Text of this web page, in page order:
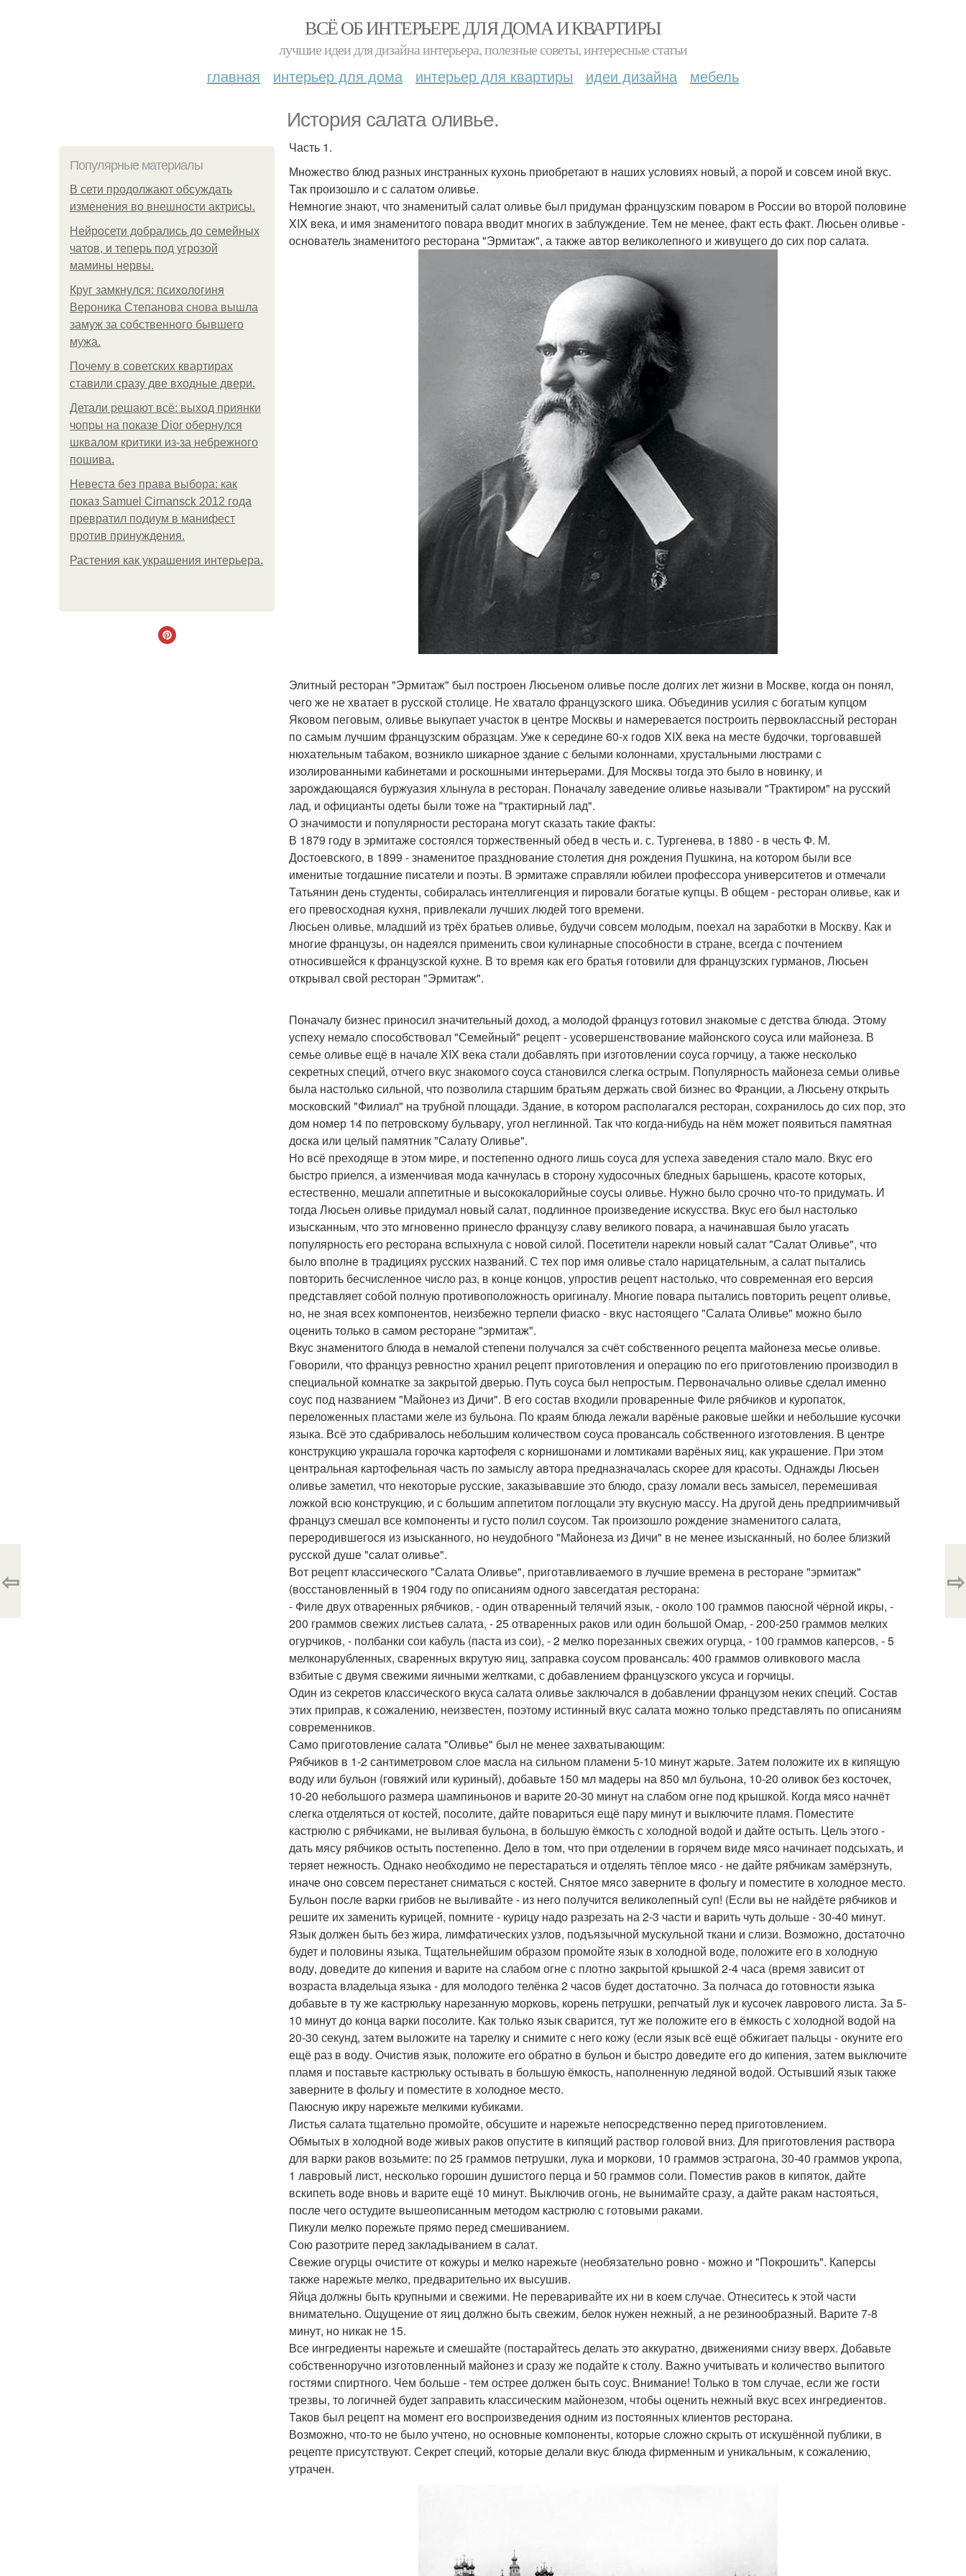
ВСЁ ОБ ИНТЕРЬЕРЕ ДЛЯ ДОМА И КВАРТИРЫ
лучшие идеи для дизайна интерьера, полезные советы, интересные статьи
главная интерьер для дома интерьер для квартиры идеи дизайна мебель
История салата оливье.
Популярные материалы
В сети продолжают обсуждать
изменения во внешности актрисы.
Нейросети добрались до семейных
чатов, и теперь под угрозой
мамины нервы.
Круг замкнулся: психологиня
Вероника Степанова снова вышла
замуж за собственного бывшего
мужа.
Почему в советских квартирах
ставили сразу две входные двери.
Детали решают всё: выход приянки
чопры на показе Dior обернулся
шквалом критики из-за небрежного
пошива.
Невеста без права выбора: как
показ Samuel Cirnansck 2012 года
превратил подиум в манифест
против принуждения.
Растения как украшения интерьера.
Часть 1.
Множество блюд разных инстранных кухонь приобретают в наших условиях новый, а порой и совсем иной вкус.
Так произошло и с салатом оливье.
Немногие знают, что знаменитый салат оливье был придуман французским поваром в России во второй половине
XIX века, и имя знаменитого повара вводит многих в заблуждение. Тем не менее, факт есть факт. Люсьен оливье -
основатель знаменитого ресторана "Эрмитаж", а также автор великолепного и живущего до сих пор салата.
Элитный ресторан "Эрмитаж" был построен Люсьеном оливье после долгих лет жизни в Москве, когда он понял,
чего же не хватает в русской столице. Не хватало французского шика. Объединив усилия с богатым купцом
Яковом пеговым, оливье выкупает участок в центре Москвы и намеревается построить первоклассный ресторан
по самым лучшим французским образцам. Уже к середине 60-х годов XIX века на месте будочки, торговавшей
нюхательным табаком, возникло шикарное здание с белыми колоннами, хрустальными люстрами с
изолированными кабинетами и роскошными интерьерами. Для Москвы тогда это было в новинку, и
зарождающаяся буржуазия хлынула в ресторан. Поначалу заведение оливье называли "Трактиром" на русский
лад, и официанты одеты были тоже на "трактирный лад".
О значимости и популярности ресторана могут сказать такие факты:
В 1879 году в эрмитаже состоялся торжественный обед в честь и. с. Тургенева, в 1880 - в честь Ф. М.
Достоевского, в 1899 - знаменитое празднование столетия дня рождения Пушкина, на котором были все
именитые тогдашние писатели и поэты. В эрмитаже справляли юбилеи профессора университетов и отмечали
Татьянин день студенты, собиралась интеллигенция и пировали богатые купцы. В общем - ресторан оливье, как и
его превосходная кухня, привлекали лучших людей того времени.
Люсьен оливье, младший из трёх братьев оливье, будучи совсем молодым, поехал на заработки в Москву. Как и
многие французы, он надеялся применить свои кулинарные способности в стране, всегда с почтением
относившейся к французской кухне. В то время как его братья готовили для французских гурманов, Люсьен
открывал свой ресторан "Эрмитаж".
Поначалу бизнес приносил значительный доход, а молодой француз готовил знакомые с детства блюда. Этому
успеху немало способствовал "Семейный" рецепт - усовершенствование майонского соуса или майонеза. В
семье оливье ещё в начале XIX века стали добавлять при изготовлении соуса горчицу, а также несколько
секретных специй, отчего вкус знакомого соуса становился слегка острым. Популярность майонеза семьи оливье
была настолько сильной, что позволила старшим братьям держать свой бизнес во Франции, а Люсьену открыть
московский "Филиал" на трубной площади. Здание, в котором располагался ресторан, сохранилось до сих пор, это
дом номер 14 по петровскому бульвару, угол неглинной. Так что когда-нибудь на нём может появиться памятная
доска или целый памятник "Салату Оливье".
Но всё преходяще в этом мире, и постепенно одного лишь соуса для успеха заведения стало мало. Вкус его
быстро приелся, а изменчивая мода качнулась в сторону худосочных бледных барышень, красоте которых,
естественно, мешали аппетитные и высококалорийные соусы оливье. Нужно было срочно что-то придумать. И
тогда Люсьен оливье придумал новый салат, подлинное произведение искусства. Вкус его был настолько
изысканным, что это мгновенно принесло французу славу великого повара, а начинавшая было угасать
популярность его ресторана вспыхнула с новой силой. Посетители нарекли новый салат "Салат Оливье", что
было вполне в традициях русских названий. С тех пор имя оливье стало нарицательным, а салат пытались
повторить бесчисленное число раз, в конце концов, упростив рецепт настолько, что современная его версия
представляет собой полную противоположность оригиналу. Многие повара пытались повторить рецепт оливье,
но, не зная всех компонентов, неизбежно терпели фиаско - вкус настоящего "Салата Оливье" можно было
оценить только в самом ресторане "эрмитаж".
Вкус знаменитого блюда в немалой степени получался за счёт собственного рецепта майонеза месье оливье.
Говорили, что француз ревностно хранил рецепт приготовления и операцию по его приготовлению производил в
специальной комнатке за закрытой дверью. Путь соуса был непростым. Первоначально оливье сделал именно
соус под названием "Майонез из Дичи". В его состав входили проваренные Филе рябчиков и куропаток,
переложенных пластами желе из бульона. По краям блюда лежали варёные раковые шейки и небольшие кусочки
языка. Всё это сдабривалось небольшим количеством соуса провансаль собственного изготовления. В центре
конструкцию украшала горочка картофеля с корнишонами и ломтиками варёных яиц, как украшение. При этом
центральная картофельная часть по замыслу автора предназначалась скорее для красоты. Однажды Люсьен
оливье заметил, что некоторые русские, заказывавшие это блюдо, сразу ломали весь замысел, перемешивая
ложкой всю конструкцию, и с большим аппетитом поглощали эту вкусную массу. На другой день предприимчивый
француз смешал все компоненты и густо полил соусом. Так произошло рождение знаменитого салата,
переродившегося из изысканного, но неудобного "Майонеза из Дичи" в не менее изысканный, но более близкий
русской душе "салат оливье".
Вот рецепт классического "Салата Оливье", приготавливаемого в лучшие времена в ресторане "эрмитаж"
(восстановленный в 1904 году по описаниям одного завсегдатая ресторана:
- Филе двух отваренных рябчиков, - один отваренный телячий язык, - около 100 граммов паюсной чёрной икры, -
200 граммов свежих листьев салата, - 25 отваренных раков или один большой Омар, - 200-250 граммов мелких
огурчиков, - полбанки сои кабуль (паста из сои), - 2 мелко порезанных свежих огурца, - 100 граммов каперсов, - 5
мелконарубленных, сваренных вкрутую яиц, заправка соусом провансаль: 400 граммов оливкового масла
взбитые с двумя свежими яичными желтками, с добавлением французского уксуса и горчицы.
Один из секретов классического вкуса салата оливье заключался в добавлении французом неких специй. Состав
этих приправ, к сожалению, неизвестен, поэтому истинный вкус салата можно только представлять по описаниям
современников.
Само приготовление салата "Оливье" был не менее захватывающим:
Рябчиков в 1-2 сантиметровом слое масла на сильном пламени 5-10 минут жарьте. Затем положите их в кипящую
воду или бульон (говяжий или куриный), добавьте 150 мл мадеры на 850 мл бульона, 10-20 оливок без косточек,
10-20 небольшого размера шампиньонов и варите 20-30 минут на слабом огне под крышкой. Когда мясо начнёт
слегка отделяться от костей, посолите, дайте повариться ещё пару минут и выключите пламя. Поместите
кастрюлю с рябчиками, не выливая бульона, в большую ёмкость с холодной водой и дайте остыть. Цель этого -
дать мясу рябчиков остыть постепенно. Дело в том, что при отделении в горячем виде мясо начинает подсыхать, и
теряет нежность. Однако необходимо не перестараться и отделять тёплое мясо - не дайте рябчикам замёрзнуть,
иначе оно совсем перестанет сниматься с костей. Снятое мясо заверните в фольгу и поместите в холодное место.
Бульон после варки грибов не выливайте - из него получится великолепный суп! (Если вы не найдёте рябчиков и
решите их заменить курицей, помните - курицу надо разрезать на 2-3 части и варить чуть дольше - 30-40 минут.
Язык должен быть без жира, лимфатических узлов, подъязычной мускульной ткани и слизи. Возможно, достаточно
будет и половины языка. Тщательнейшим образом промойте язык в холодной воде, положите его в холодную
воду, доведите до кипения и варите на слабом огне с плотно закрытой крышкой 2-4 часа (время зависит от
возраста владельца языка - для молодого телёнка 2 часов будет достаточно. За полчаса до готовности языка
добавьте в ту же кастрюльку нарезанную морковь, корень петрушки, репчатый лук и кусочек лаврового листа. За 5-
10 минут до конца варки посолите. Как только язык сварится, тут же положите его в ёмкость с холодной водой на
20-30 секунд, затем выложите на тарелку и снимите с него кожу (если язык всё ещё обжигает пальцы - окуните его
ещё раз в воду. Очистив язык, положите его обратно в бульон и быстро доведите его до кипения, затем выключите
пламя и поставьте кастрюльку остывать в большую ёмкость, наполненную ледяной водой. Остывший язык также
заверните в фольгу и поместите в холодное место.
Паюсную икру нарежьте мелкими кубиками.
Листья салата тщательно промойте, обсушите и нарежьте непосредственно перед приготовлением.
Обмытых в холодной воде живых раков опустите в кипящий раствор головой вниз. Для приготовления раствора
для варки раков возьмите: по 25 граммов петрушки, лука и моркови, 10 граммов эстрагона, 30-40 граммов укропа,
1 лавровый лист, несколько горошин душистого перца и 50 граммов соли. Поместив раков в кипяток, дайте
вскипеть воде вновь и варите ещё 10 минут. Выключив огонь, не вынимайте сразу, а дайте ракам настояться,
после чего остудите вышеописанным методом кастрюлю с готовыми раками.
Пикули мелко порежьте прямо перед смешиванием.
Сою разотрите перед закладыванием в салат.
Свежие огурцы очистите от кожуры и мелко нарежьте (необязательно ровно - можно и "Покрошить". Каперсы
также нарежьте мелко, предварительно их высушив.
Яйца должны быть крупными и свежими. Не переваривайте их ни в коем случае. Отнеситесь к этой части
внимательно. Ощущение от яиц должно быть свежим, белок нужен нежный, а не резинообразный. Варите 7-8
минут, но никак не 15.
Все ингредиенты нарежьте и смешайте (постарайтесь делать это аккуратно, движениями снизу вверх. Добавьте
собственноручно изготовленный майонез и сразу же подайте к столу. Важно учитывать и количество выпитого
гостями спиртного. Чем больше - тем острее должен быть соус. Внимание! Только в том случае, если же гости
трезвы, то логичней будет заправить классическим майонезом, чтобы оценить нежный вкус всех ингредиентов.
Таков был рецепт на момент его воспроизведения одним из постоянных клиентов ресторана.
Возможно, что-то не было учтено, но основные компоненты, которые сложно скрыть от искушённой публики, в
рецепте присутствуют. Секрет специй, которые делали вкус блюда фирменным и уникальным, к сожалению,
утрачен.
⇦ ⇨